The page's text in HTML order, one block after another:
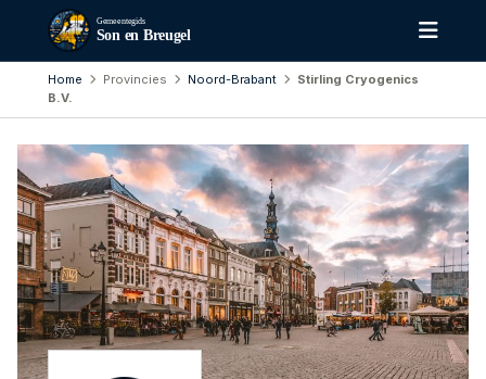
Gemeentegids
Son en Breugel
Home Provincies Noord-Brabant
Stirling Cryogenics
B.V.